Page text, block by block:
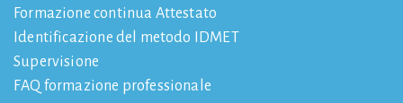
Formazione continua Attestato
Identificazione del metodo IDMET
Supervisione
FAQ formazione professionale